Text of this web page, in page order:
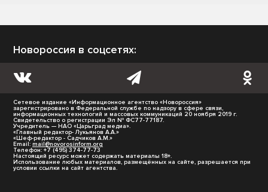
Новороссия в соцсетях:
Сетевое издание «Информационное агентство «Новороссия»
зарегистрировано в Федеральной службе по надзору в сфере связи,
информационных технологий и массовых коммуникаций 20 ноября 2019 г.
Свидетельство о регистрации Эл № ФС77-77187.
Учредитель — НАО «Царьград медиа».
«Главный редактор- Лукьянов А.А.»
«Шеф-редактор - Садчиков А.М.»
Email: mail@novorosinform.org
Телефон: +7 (495) 374-77-73
Настоящий ресурс может содержать материалы 18+.
Использование любых материалов, размещённых на сайте, разрешается при
условии ссылки на сайт агентства.